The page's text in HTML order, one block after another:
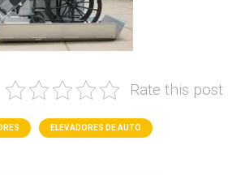
Rate this post
ELEVADORES DE AUTO